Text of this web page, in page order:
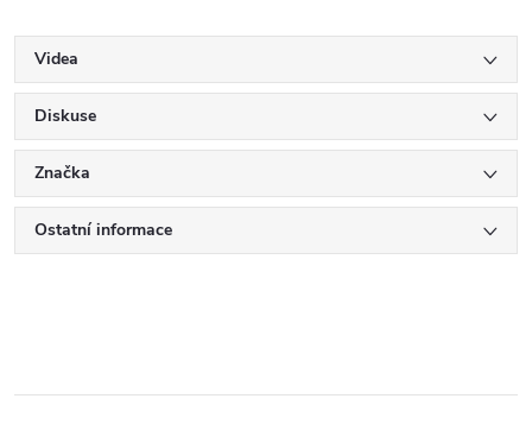
Videa
Diskuse
Značka
Ostatní informace